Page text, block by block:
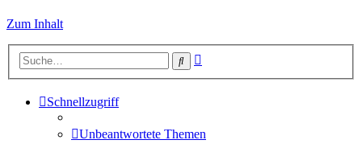
Zum Inhalt
Suche
Schnellzugriff
Unbeantwortete Themen